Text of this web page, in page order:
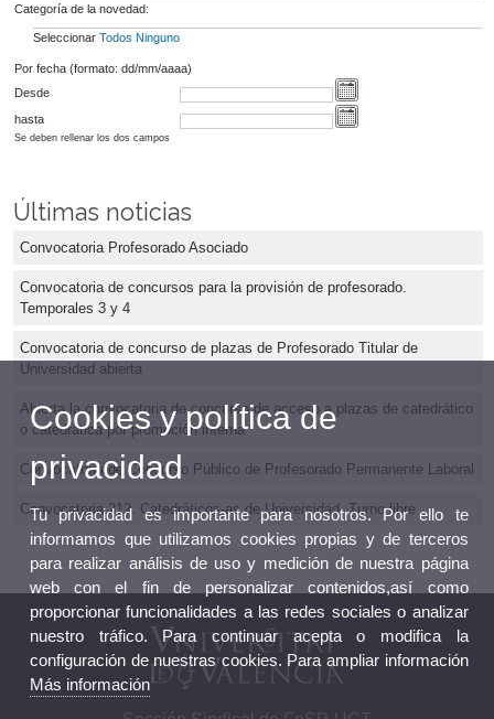
Categoría de la novedad:
Seleccionar Todos Ninguno
Por fecha (formato: dd/mm/aaaa)
Desde
hasta
Se deben rellenar los dos campos
Últimas noticias
Convocatoria Profesorado Asociado
Convocatoria de concursos para la provisión de profesorado.
Temporales 3 y 4
Convocatoria de concurso de plazas de Profesorado Titular de
Universidad abierta
Abierta la convocatoria de concurso de acceso a plazas de catedrático
o catedrática por promoción interna
Convocatoria de Concurso Público de Profesorado Permanente Laboral
Convocatoria 212. Catedráticos-as de Universidad. Turno libre
Cookies y política de
privacidad
Tu privacidad es importante para nosotros. Por ello te
informamos que utilizamos cookies propias y de terceros
para realizar análisis de uso y medición de nuestra página
web con el fin de personalizar contenidos,así como
proporcionar funcionalidades a las redes sociales o analizar
nuestro tráfico. Para continuar acepta o modifica la
configuración de nuestras cookies. Para ampliar información
Más información